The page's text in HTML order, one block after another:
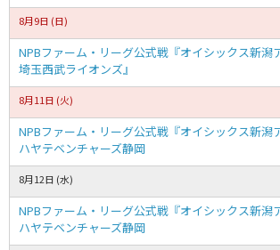
8月9日 (日)
NPBファーム・リーグ公式戦『オイシックス新潟
埼玉西武ライオンズ』
8月11日 (火)
NPBファーム・リーグ公式戦『オイシックス新潟
ハヤテベンチャーズ静岡
8月12日 (水)
NPBファーム・リーグ公式戦『オイシックス新潟
ハヤテベンチャーズ静岡